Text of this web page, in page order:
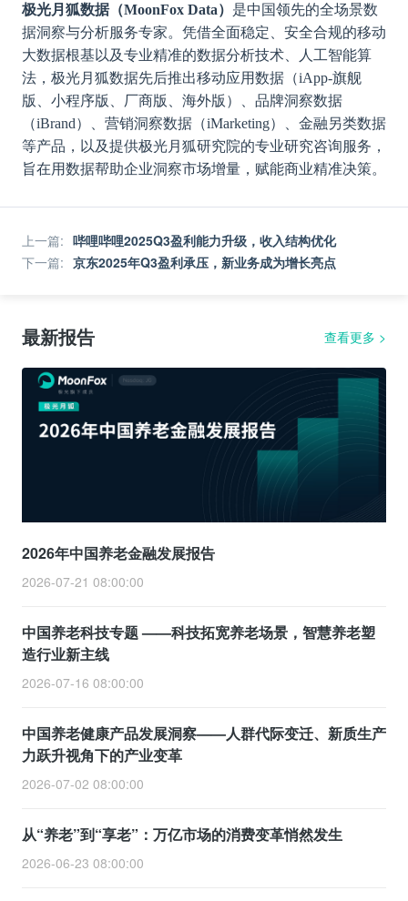
极光月狐数据（MoonFox Data） 是中国领先的全场景数
据洞察与分析服务专家。凭借全面稳定、安全合规的移动
大数据根基以及专业精准的数据分析技术、人工智能算
法，极光月狐数据先后推出移动应用数据（iApp-旗舰
版、小程序版、厂商版、海外版）、品牌洞察数据
（iBrand）、营销洞察数据（iMarketing）、金融另类数据
等产品，以及提供极光月狐研究院的专业研究咨询服务，
旨在用数据帮助企业洞察市场增量，赋能商业精准决策。
上一篇: 哔哩哔哩2025Q3盈利能力升级，收入结构优化
下一篇: 京东2025年Q3盈利承压，新业务成为增长亮点
最新报告 查看更多 >
2026年中国养老金融发展报告
2026-07-21 08:00:00
中国养老科技专题 ——科技拓宽养老场景，智慧养老塑
造行业新主线
2026-07-16 08:00:00
中国养老健康产品发展洞察——人群代际变迁、新质生产
力跃升视角下的产业变革
2026-07-02 08:00:00
从“养老”到“享老”：万亿市场的消费变革悄然发生
2026-06-23 08:00:00